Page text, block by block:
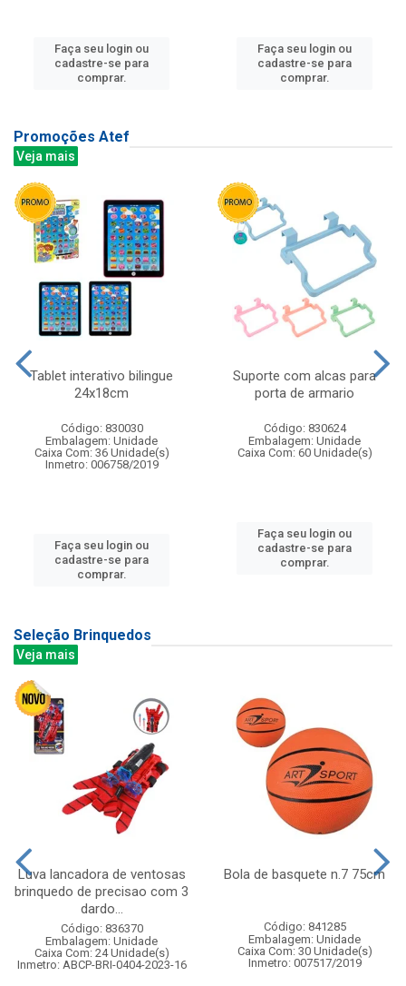
Faça seu login ou
cadastre-se para
comprar.
Faça seu login ou
cadastre-se para
comprar.
Promoções Atef
Veja mais
Tablet interativo bilingue
24x18cm
Código: 830030
Embalagem: Unidade
Caixa Com: 36 Unidade(s)
Inmetro: 006758/2019
Faça seu login ou
cadastre-se para
comprar.
Suporte com alcas para
porta de armario
Código: 830624
Embalagem: Unidade
Caixa Com: 60 Unidade(s)
Faça seu login ou
cadastre-se para
comprar.
Seleção Brinquedos
Veja mais
Luva lancadora de ventosas
brinquedo de precisao com 3
dardo...
Código: 836370
Embalagem: Unidade
Caixa Com: 24 Unidade(s)
Inmetro: ABCP-BRI-0404-2023-16
Bola de basquete n.7 75cm
Código: 841285
Embalagem: Unidade
Caixa Com: 30 Unidade(s)
Inmetro: 007517/2019